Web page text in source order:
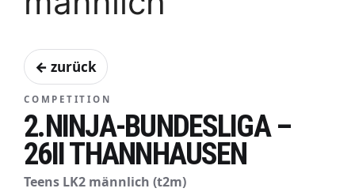
← zurück
COMPETITION
2.NINJA-BUNDESLIGA –
26II THANNHAUSEN
Teens LK2 männlich (t2m)